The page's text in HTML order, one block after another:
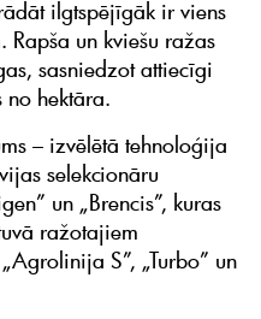
ilgtspējīgāk ir viens
un kviešu ražas
sasniedzot attiecīgi
no hektāra.
– izvēlētā tehnoloģija
selekcionāru
un „Brencis”, kuras
ražotajiem
S”, „Turbo” un